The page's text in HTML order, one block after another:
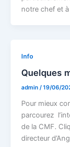
notre chef et à
Info
Quelques
admin/19/06/
Pour mieux
parcourez
de la CMF.
directeur